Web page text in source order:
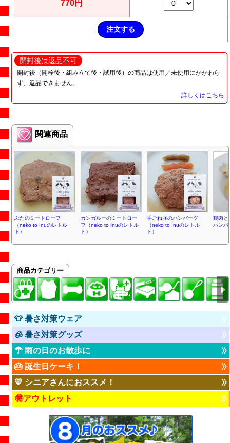
770円
開封後は返品不可
開封後（開栓後・組み立て後・試用後）の商品は使用／未使用にかかわら
ず、返品できません。
詳しくはこちら
関連商品
ぶたのミートローフ
（neko to Inuのレトル
ト）
カンガルーのミートロー
フ（neko to Inuのレトル
ト）
手ごね豚のハンバーグ
（neko to Inuのレトル
ト）
鶏肉と
ハンバ
商品カテゴリー
👕 暑さ対策ウェア
🧊 暑さ対策グッズ
☂ 雨の日のお散歩に
🎂 誕生日ケーキ！
💛 シニアさんにおススメ！
🉐アウトレット